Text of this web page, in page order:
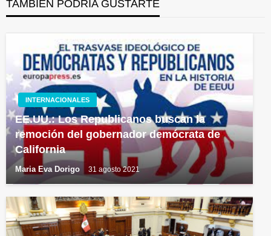
TAMBIÉN PODRÍA GUSTARTE
INTERNACIONALES
EE.UU.: Los Republicanos buscan la
remoción del gobernador demócrata de
California
Maria Eva Dorigo 31 agosto 2021